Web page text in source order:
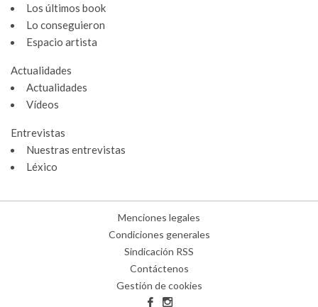
Los últimos book
Lo conseguieron
Espacio artista
Actualidades
Actualidades
Vídeos
Entrevistas
Nuestras entrevistas
Léxico
Menciones legales
Condiciones generales
Sindicación RSS
Contáctenos
Gestión de cookies